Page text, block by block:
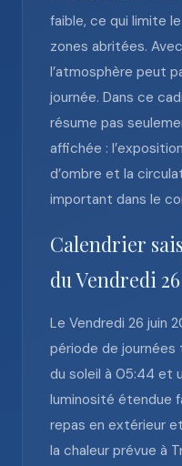
faible, ce qui limite
zones abritées.
l’atmosphère peut
journée. Dans ce
résume pas
affichée :
d’ombre et la
important dans le
Calendrier
du Vendredi
Le Vendredi 26 juin
période de journées
du soleil à 05:44 et
luminosité étendue
repas en extérieur
la chaleur prévue à